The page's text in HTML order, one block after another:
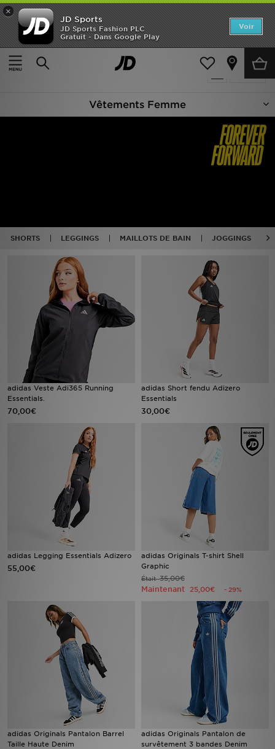
×
JD Sports
JD Sports Fashion PLC
Gratuit - Dans Google Play
Voir
Accueil
Femme Vêtements Femme
Produits 2258
Vêtements Femme
SHORTS LEGGINGS MAILLOTS DE BAIN JOGGINGS
adidas Veste Adi365 Running
Essentials.
70,00€
adidas Short fendu Adizero
Essentials
30,00€
adidas Legging Essentials Adizero
55,00€
adidas Originals T-shirt Shell
Graphic
Était35,00€
Maintenant 25,00€ - 29%
adidas Originals Pantalon Barrel
Taille Haute Denim
adidas Originals Pantalon de
survêtement 3 bandes Denim
Accueil
Nouveautés
Suivre Ma Commande
Service client
Nos Magasins
Télécharge l'Appli